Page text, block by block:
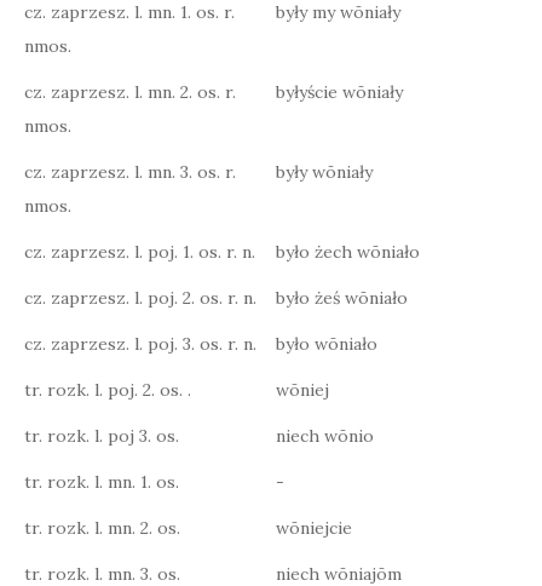
cz. zaprzesz. l. mn. 1. os. r.
nmos.
były my wōniały
cz. zaprzesz. l. mn. 2. os. r.
nmos.
byłyście wōniały
cz. zaprzesz. l. mn. 3. os. r.
nmos.
były wōniały
cz. zaprzesz. l. poj. 1. os. r. n. było żech wōniało
cz. zaprzesz. l. poj. 2. os. r. n. było żeś wōniało
cz. zaprzesz. l. poj. 3. os. r. n. było wōniało
tr. rozk. l. poj. 2. os. . wōniej
tr. rozk. l. poj 3. os. niech wōnio
tr. rozk. l. mn. 1. os. -
tr. rozk. l. mn. 2. os. wōniejcie
tr. rozk. l. mn. 3. os. niech wōniajōm